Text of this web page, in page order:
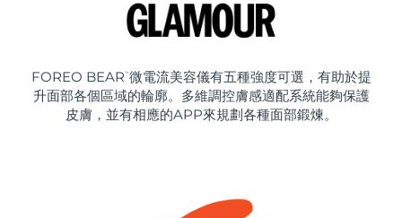
FOREO BEAR ™ 微電流美容儀有五種強度可選，有助於提
升面部各個區域的輪廓。多維調控膚感適配系統能夠保護
皮膚，並有相應的APP來規劃各種面部鍛煉。